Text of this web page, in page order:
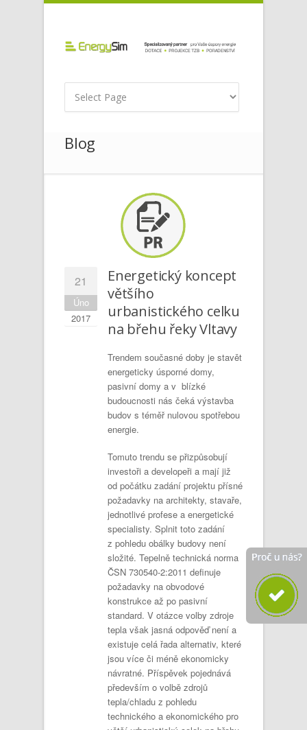
Blog
21
Úno
2017
Energetický koncept
většího
urbanistického celku
na břehu řeky Vltavy
Trendem současné doby je stavět
energeticky úsporné domy,
pasivní domy a v blízké
budoucnosti nás čeká výstavba
budov s téměř nulovou spotřebou
energie.
Tomuto trendu se přizpůsobují
investoři a developeři a mají již
od počátku zadání projektu přísné
požadavky na architekty, stavaře,
jednotlivé profese a energetické
specialisty. Splnit toto zadání
z pohledu obálky budovy není
složité. Tepelně technická norma
ČSN 730540-2:2011 definuje
požadavky na obvodové
konstrukce až po pasivní
standard. V otázce volby zdroje
tepla však jasná odpověď není a
existuje celá řada alternativ, které
jsou více či méně ekonomicky
návratné. Příspěvek pojednává
především o volbě zdrojů
tepla/chladu z pohledu
technického a ekonomického pro